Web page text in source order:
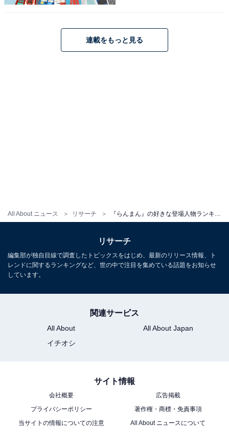
All About ニュース リサーチ
全ての植物を掲載した植物図鑑を作りたいという夢を持
キラして日常を生きている感じがするから」（50代女
性・栃木県）などの意見が寄せられました。
＞10位までの全ランキング結果を見る
【『らんまん』の小説やメモリアルブックなど関連商品
この記事の筆者：
長年にわたってテレビ局でバラエティ番組、情報番
連載をもっと見る
リサーチ
編集部が独自目線で調査したトピックスをはじめ、最新のリリース情報、ト
レンドに関するランキングなど、世の中で注目を集めている話題をお知らせ
しています。
関連サービス
All About
All About Japan
イチオシ
サイト情報
会社概要
広告掲載
プライバシーポリシー
著作権・商標・免責事項
当サイトの情報についての注意
All About ニュースについて